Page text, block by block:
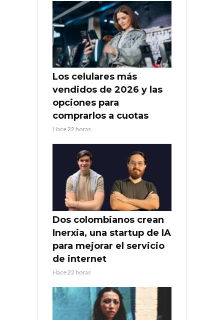
Los celulares más
vendidos de 2026 y las
opciones para
comprarlos a cuotas
Hace 22 horas
Dos colombianos crean
Inerxia, una startup de IA
para mejorar el servicio
de internet
Hace 22 horas